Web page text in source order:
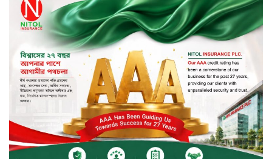
সিলেটের ওসমানীনগরে দুই বাসের
মুখোমুখি সংঘর্ষে ৮ জন নিহত
২০২৯ সালের মধ্যে বাংলাদেশের
সবচেয়ে বিশ্বস্ত, টেকসই ও ক্যাশলেস
ব্যাংক হওয়ার লক্ষ্য নিয়ে ‘ভিশন ২০২৯’
উন্মোচন করল কমিউনিটি ব্যাংক
বাংলাদেশ পিএলসি